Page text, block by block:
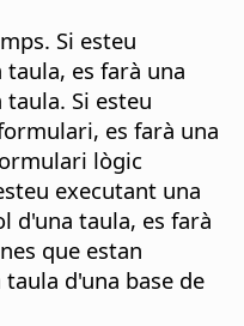
Si esteu
es farà una
Si esteu
es farà una
lògic
executant una
d'una taula, es farà
que estan
d'una base de